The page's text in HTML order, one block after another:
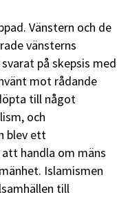
Vänstern och de
vänsterns
på skepsis med
mot rådande
till något
och
blev ett
handla om mäns
Islamismen
till